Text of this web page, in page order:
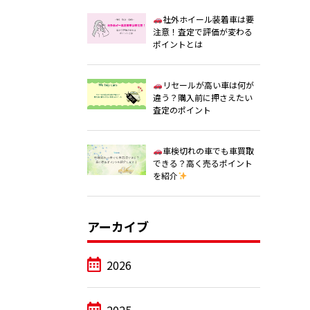
社外ホイール装着車は要
注意！査定で評価が変わる
ポイントとは
リセールが高い車は何が
違う？購入前に押さえたい
査定のポイント
車検切れの車でも車買取
できる？高く売るポイント
を紹介
アーカイブ
2026